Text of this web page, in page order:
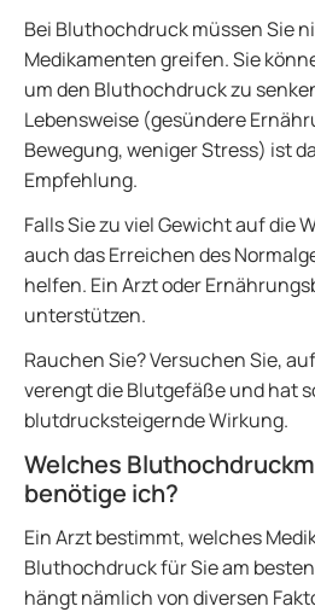
Bei Bluthochdruck müssen Sie
Medikamenten greifen. Sie
um den Bluthochdruck zu
Lebensweise (gesündere
Bewegung, weniger Stress) ist
Empfehlung.
Falls Sie zu viel Gewicht auf die
auch das Erreichen des
helfen. Ein Arzt oder
unterstützen.
Rauchen Sie? Versuchen Sie,
verengt die Blutgefäße und hat
blutdrucksteigernde Wirkung.
Welches
benötige ich?
Ein Arzt bestimmt, welches
Bluthochdruck für Sie am
hängt nämlich von diversen